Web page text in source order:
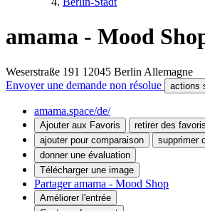
amama - Mood
Weserstraße 191 12045 Berlin Allemagne
Envoyer une demande non résolue
actions
amama.space/de/
Ajouter aux Favoris
retirer des favoris
ajouter pour comparaison
supprimer
donner une évaluation
Télécharger une image
Partager amama - Mood Shop
Améliorer l'entrée